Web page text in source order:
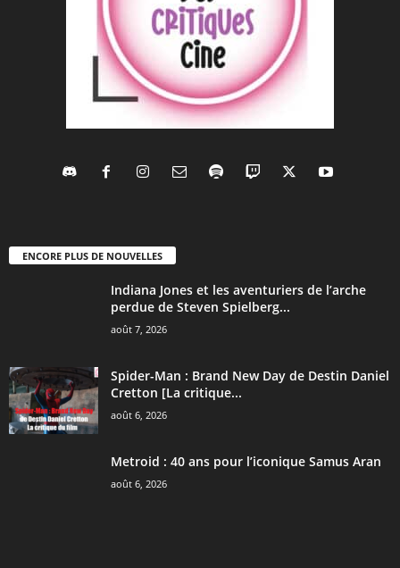
ENCORE PLUS DE NOUVELLES
Indiana Jones et les aventuriers de l’arche
perdue de Steven Spielberg...
août 7, 2026
Spider-Man : Brand New Day de Destin Daniel
Cretton [La critique...
août 6, 2026
Metroid : 40 ans pour l’iconique Samus Aran
août 6, 2026